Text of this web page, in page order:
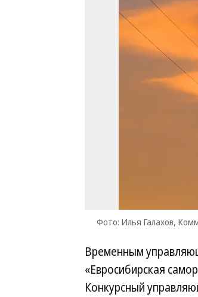
Фото: Илья Галахов,
Временным
«Евросибирская
Конкурсный